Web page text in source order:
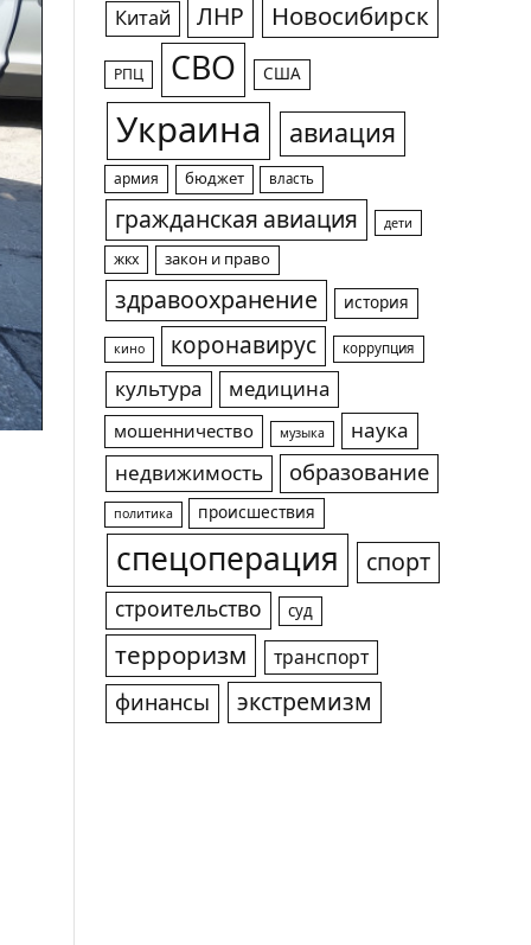
Китай ЛНР Новосибирск
РПЦ СВО США
Украина авиация
армия бюджет власть
гражданская авиация дети
жкх закон и право
здравоохранение история
кино коронавирус коррупция
культура медицина
мошенничество музыка
наука
недвижимость
образование
политика происшествия
спецоперация спорт
строительство суд
терроризм транспорт
финансы экстремизм